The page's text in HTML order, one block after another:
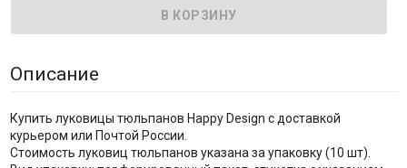
Описание
Купить луковицы тюльпанов Happy Design с доставкой
курьером или Почтой России.
Стоимость луковиц тюльпанов указана за упаковку (10 шт).